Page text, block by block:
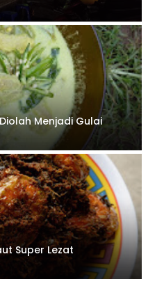
Menjadi Gulai
Super Lezat